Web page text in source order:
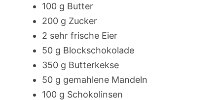
100 g Butter
200 g Zucker
2 sehr frische Eier
50 g Blockschokolade
350 g Butterkekse
50 g gemahlene Mandeln
100 g Schokolinsen